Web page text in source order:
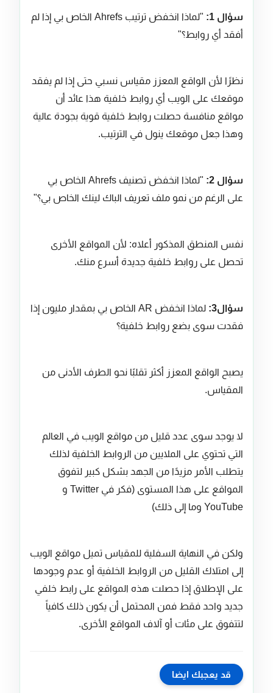
سؤال 1:
"لماذا انخفض ترتيب Ahrefs الخاص بي إذا لم
أفقد أي روابط؟"
نظرًا لأن الواقع المعزز مقياس نسبي حتى إذا لم يفقد
موقعك على الويب أي روابط خلفية هذا عائد أن
مواقع منافسة حصلت روابط خلفية قوية بجودة عالية
وهذا جعل موقعك ينول في الترتيب.
سؤال 2:
"لماذا انخفض تصنيف Ahrefs الخاص بي
على الرغم من نمو ملف تعريف الباك لينك الخاص بي؟"
نفس المنطق المذكور أعلاه: لأن المواقع الأخرى
تحصل على روابط خلفية جديدة أسرع منك.
سؤال3:
لماذا انخفض AR الخاص بي بمقدار مليون إذا
فقدت سوى بضع روابط خلفية؟
يصبح الواقع المعزز أكثر تقلبًا نحو الطرف الأدنى من
المقياس.
لا يوجد سوى عدد قليل من مواقع الويب في العالم
التي تحتوي على الملايين من الروابط الخلفية لذلك
يتطلب الأمر مزيدًا من الجهد بشكل كبير لتفوق
المواقع على هذا المستوى (فكر في Twitter و
YouTube وما إلى ذلك)
ولكن في النهاية السفلية للمقياس تميل مواقع الويب
إلى امتلاك القليل من الروابط الخلفية أو عدم وجودها
على الإطلاق إذا حصلت هذه المواقع على رابط خلفي
جديد واحد فقط فمن المحتمل أن يكون ذلك كافياً
لتتفوق على مئات أو آلاف المواقع الأخرى.
قد يعجبك ايضا